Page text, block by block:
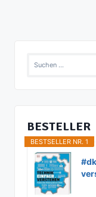
Suchen
BESTELLER
BESTSELLER NR. 1